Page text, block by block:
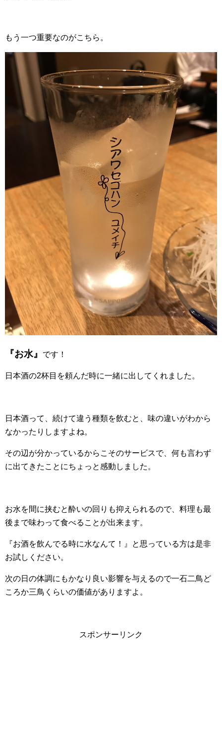
もう一つ重要なのがこちら。
『お水』 です！
日本酒の2杯目を頼んだ時に一緒に出してくれました。
日本酒って、続けて違う種類を飲むと、味の違いがわから
なかったりしますよね。
その辺が分かっているからこそのサービスで、何も言わず
に出てきたことにちょっと感動しました。
お水を間に挟むと酔いの回りも抑えられるので、料理も最
後まで味わって食べることが出来ます。
『お酒を飲んでる時に水なんて！』と思っている方は是非
お試しください。
次の日の体調にもかなり良い影響を与えるので一石二鳥ど
ころか三鳥くらいの価値がありますよ。
スポンサーリンク